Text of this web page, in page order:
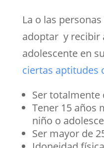
La o las
adoptar y recibir
adolescente en
ciertas aptitudes
Ser totalmente
Tener 15 años
niño o
Ser mayor de